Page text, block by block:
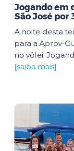
Jogando em
São José por
A noite desta
para a Aprov-
no vôlei.
[saiba mais]